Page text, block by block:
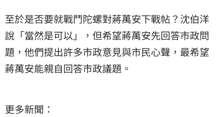
至於是否要就戰鬥陀螺對蔣萬安下戰帖？沈伯洋
說「當然是可以」，但希望蔣萬安先回答市政問
題，他們提出許多市政意見與市民心聲，最希望
蔣萬安能親自回答市政議題。
更多新聞：